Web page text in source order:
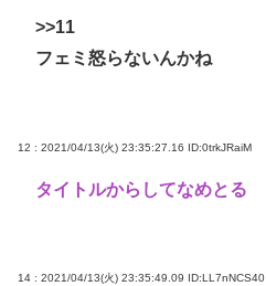
>>11
フェミ怒らないんかね
12 : 2021/04/13(火) 23:35:27.16 ID:0trkJRaiM
タイトルからしてなめとる
14 : 2021/04/13(火) 23:35:49.09 ID:LL7nNCS40